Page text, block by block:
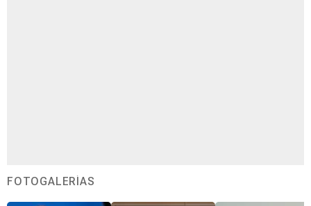
FOTOGALERÍAS